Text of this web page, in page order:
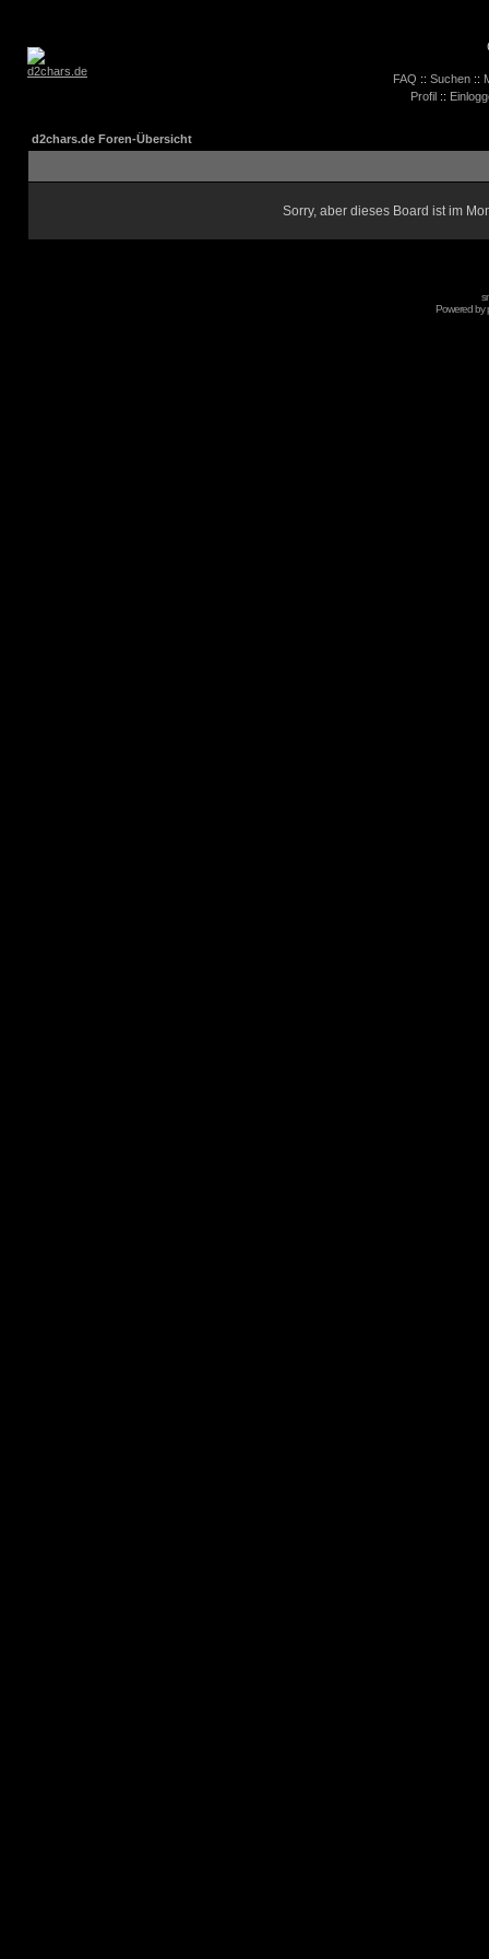
FAQ :: Suchen ::
Profil::
d2chars.de Foren-Übersicht
Sorry, aber dieses Board ist im
Powered by